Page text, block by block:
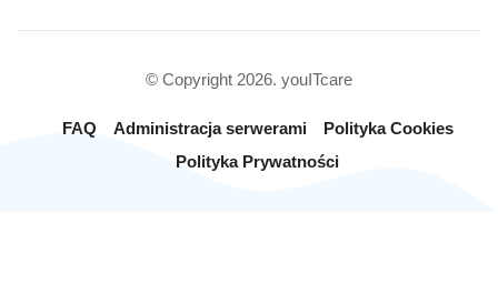
© Copyright 2026. youITcare
FAQ Administracja serwerami
Polityka Cookies
Polityka Prywatności